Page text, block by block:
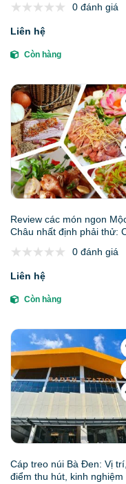
0 đánh giá
Liên hệ
Còn hàng
Review các món ngon
Châu nhất định phải thử:
0 đánh giá
Liên hệ
Còn hàng
Cáp treo núi Bà Đen: Vị trí,
điểm thu hút, kinh nghiệm